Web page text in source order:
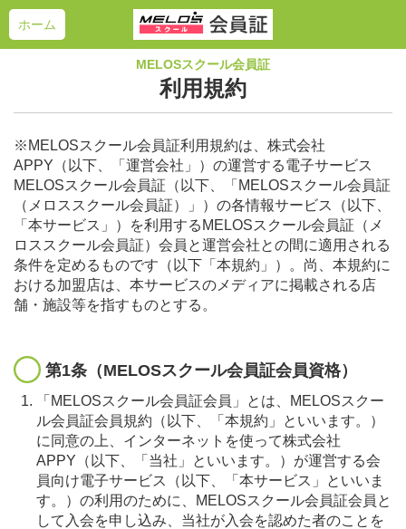
ホーム
MELOSスクール会員証
利用規約
※MELOSスクール会員証利用規約は、株式会社
APPY（以下、「運営会社」）の運営する電子サービス
MELOSスクール会員証（以下、「MELOSスクール会員証
（メロススクール会員証）」）の各情報サービス（以下、
「本サービス」）を利用するMELOSスクール会員証（メ
ロススクール会員証）会員と運営会社との間に適用される
条件を定めるものです（以下「本規約」）。尚、本規約に
おける加盟店は、本サービスのメディアに掲載される店
舗・施設等を指すものとする。
第1条（MELOSスクール会員証会員資格）
「MELOSスクール会員証会員」とは、MELOSスクー
ル会員証会員規約（以下、「本規約」といいます。）
に同意の上、インターネットを使って株式会社
APPY（以下、「当社」といいます。）が運営する会
員向け電子サービス（以下、「本サービス」といいま
す。）の利用のために、MELOSスクール会員証会員と
して入会を申し込み、当社が入会を認めた者のことを